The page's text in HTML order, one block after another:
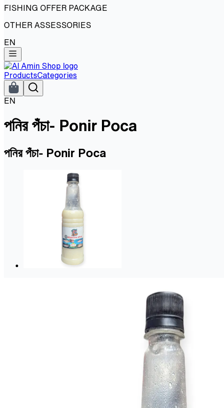
FISHING OFFER PACKAGE
OTHER ASSESSORIES
EN
ProductsCategories
EN
পনির পঁচা- Ponir Poca
পনির পঁচা- Ponir Poca